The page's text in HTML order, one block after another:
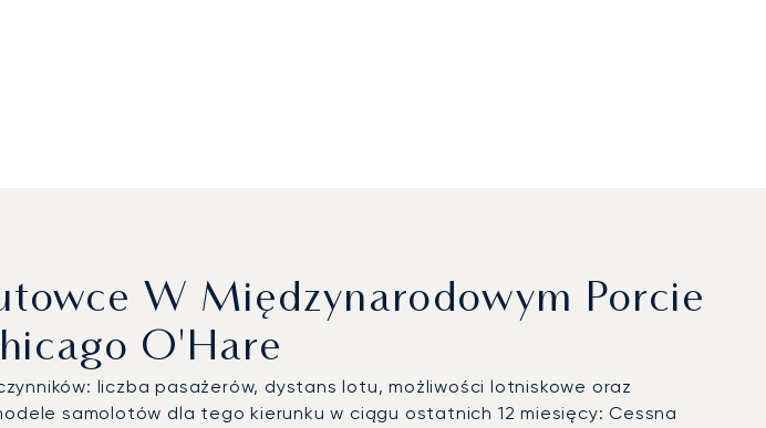
W Międzynarodowym Porcie
O'Hare
liczba pasażerów, dystans lotu, możliwości lotniskowe oraz
samolotów dla tego kierunku w ciągu ostatnich 12 miesięcy: Cessna